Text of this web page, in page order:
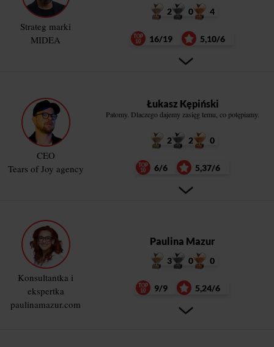
Strateg marki
MIDEA
2 0 4
16/19 5,10/6
CEO
Tears of Joy agency
Łukasz Kępiński
Patomy. Dlaczego dajemy zasięg temu, co potępiamy.
2 2 0
6/6 5,37/6
Konsultantka i
ekspertka
paulinamazur.com
Paulina Mazur
3 0 0
9/9 5,24/6